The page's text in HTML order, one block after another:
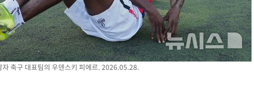
축구 대표팀의 우덴스키 피에르. 2026.05.28.